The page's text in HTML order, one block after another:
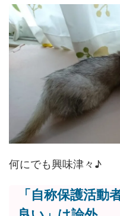
何にでも興味津々♪
「自称保護活動